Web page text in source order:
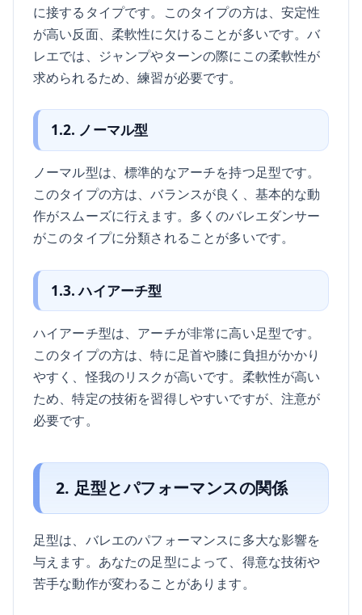
に接するタイプです。このタイプの方は、安定性
が高い反面、柔軟性に欠けることが多いです。バ
レエでは、ジャンプやターンの際にこの柔軟性が
求められるため、練習が必要です。
1.2. ノーマル型
ノーマル型は、標準的なアーチを持つ足型です。
このタイプの方は、バランスが良く、基本的な動
作がスムーズに行えます。多くのバレエダンサー
がこのタイプに分類されることが多いです。
1.3. ハイアーチ型
ハイアーチ型は、アーチが非常に高い足型です。
このタイプの方は、特に足首や膝に負担がかかり
やすく、怪我のリスクが高いです。柔軟性が高い
ため、特定の技術を習得しやすいですが、注意が
必要です。
2. 足型とパフォーマンスの関係
足型は、バレエのパフォーマンスに多大な影響を
与えます。あなたの足型によって、得意な技術や
苦手な動作が変わることがあります。